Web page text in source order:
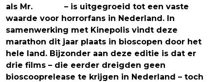
als Mr.
– is uitgegroeid tot een vaste
waarde voor horrorfans in Nederland. In
samenwerking met Kinepolis vindt deze
marathon dit jaar plaats in bioscopen door het
hele land. Bijzonder aan deze editie is dat er
drie films – die eerder dreigden geen
bioscooprelease te krijgen in Nederland – toch